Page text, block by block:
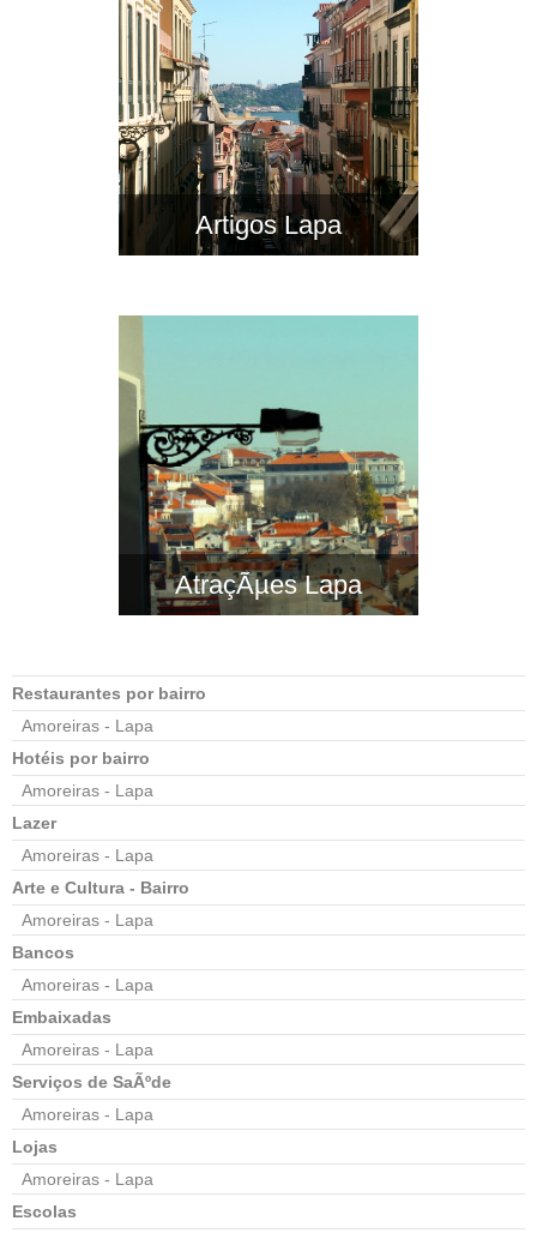
Artigos Lapa
AtraçÃµes Lapa
Restaurantes por bairro
Amoreiras - Lapa
Hotéis por bairro
Amoreiras - Lapa
Lazer
Amoreiras - Lapa
Arte e Cultura - Bairro
Amoreiras - Lapa
Bancos
Amoreiras - Lapa
Embaixadas
Amoreiras - Lapa
Serviços de SaÃºde
Amoreiras - Lapa
Lojas
Amoreiras - Lapa
Escolas